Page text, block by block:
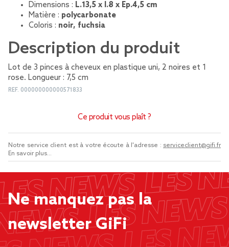
Dimensions : L.13,5 x l.8 x Ep.4,5 cm
Matière : polycarbonate
Coloris : noir, fuchsia
Description du produit
Lot de 3 pinces à cheveux en plastique uni, 2 noires et 1
rose. Longueur : 7,5 cm
REF. 000000000000571833
Ce produit vous plaît ?
Notre service client est à votre écoute à l'adresse : serviceclient@gifi.fr
En savoir plus...
Ne manquez pas la
newsletter GiFi